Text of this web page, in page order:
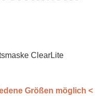
ClearLite
Größen möglich <